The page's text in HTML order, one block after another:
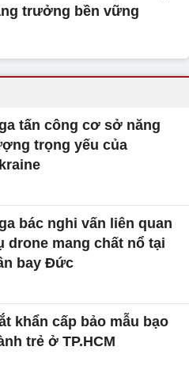
trưởng bền vững
tấn công cơ sở năng
trọng yếu của
bác nghi vấn liên quan
drone mang chất nổ tại
bay Đức
khẩn cấp bảo mẫu bạo
trẻ ở TP.HCM